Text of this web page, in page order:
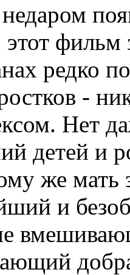
фильм
редко
-
Нет
детей и
же
и